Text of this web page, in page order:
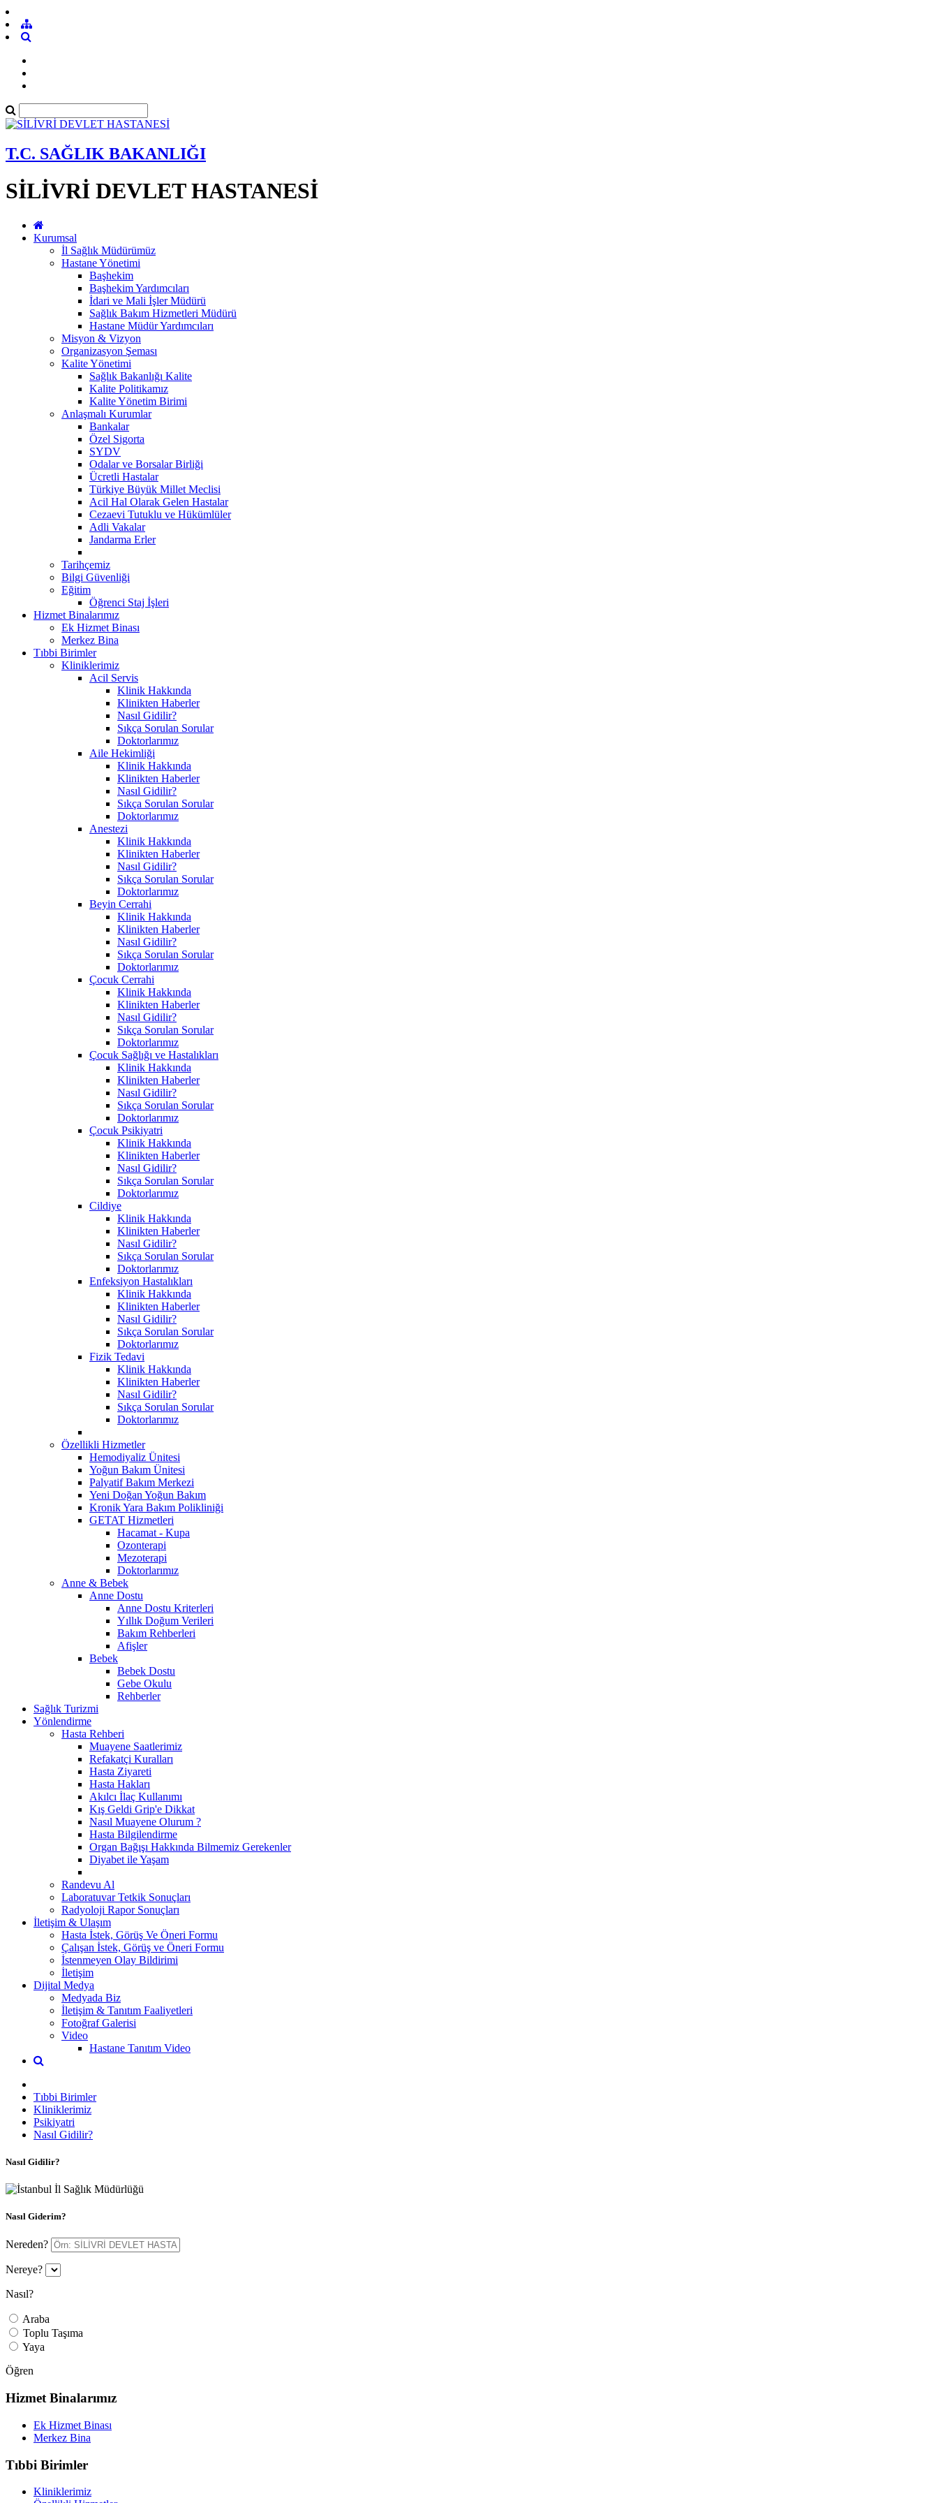
T.C. SAĞLIK BAKANLIĞI
SİLİVRİ DEVLET HASTANESİ
Kurumsal
İl Sağlık Müdürümüz
Hastane Yönetimi
Başhekim
Başhekim Yardımcıları
İdari ve Mali İşler Müdürü
Sağlık Bakım Hizmetleri Müdürü
Hastane Müdür Yardımcıları
Misyon & Vizyon
Organizasyon Şeması
Kalite Yönetimi
Sağlık Bakanlığı Kalite
Kalite Politikamız
Kalite Yönetim Birimi
Anlaşmalı Kurumlar
Bankalar
Özel Sigorta
SYDV
Odalar ve Borsalar Birliği
Ücretli Hastalar
Türkiye Büyük Millet Meclisi
Acil Hal Olarak Gelen Hastalar
Cezaevi Tutuklu ve Hükümlüler
Adli Vakalar
Jandarma Erler
Tarihçemiz
Bilgi Güvenliği
Eğitim
Öğrenci Staj İşleri
Hizmet Binalarımız
Ek Hizmet Binası
Merkez Bina
Tıbbi Birimler
Kliniklerimiz
Acil Servis
Klinik Hakkında
Klinikten Haberler
Nasıl Gidilir?
Sıkça Sorulan Sorular
Doktorlarımız
Aile Hekimliği
Klinik Hakkında
Klinikten Haberler
Nasıl Gidilir?
Sıkça Sorulan Sorular
Doktorlarımız
Anestezi
Klinik Hakkında
Klinikten Haberler
Nasıl Gidilir?
Sıkça Sorulan Sorular
Doktorlarımız
Beyin Cerrahi
Klinik Hakkında
Klinikten Haberler
Nasıl Gidilir?
Sıkça Sorulan Sorular
Doktorlarımız
Çocuk Cerrahi
Klinik Hakkında
Klinikten Haberler
Nasıl Gidilir?
Sıkça Sorulan Sorular
Doktorlarımız
Çocuk Sağlığı ve Hastalıkları
Klinik Hakkında
Klinikten Haberler
Nasıl Gidilir?
Sıkça Sorulan Sorular
Doktorlarımız
Çocuk Psikiyatri
Klinik Hakkında
Klinikten Haberler
Nasıl Gidilir?
Sıkça Sorulan Sorular
Doktorlarımız
Cildiye
Klinik Hakkında
Klinikten Haberler
Nasıl Gidilir?
Sıkça Sorulan Sorular
Doktorlarımız
Enfeksiyon Hastalıkları
Klinik Hakkında
Klinikten Haberler
Nasıl Gidilir?
Sıkça Sorulan Sorular
Doktorlarımız
Fizik Tedavi
Klinik Hakkında
Klinikten Haberler
Nasıl Gidilir?
Sıkça Sorulan Sorular
Doktorlarımız
Özellikli Hizmetler
Hemodiyaliz Ünitesi
Yoğun Bakım Ünitesi
Palyatif Bakım Merkezi
Yeni Doğan Yoğun Bakım
Kronik Yara Bakım Polikliniği
GETAT Hizmetleri
Hacamat - Kupa
Ozonterapi
Mezoterapi
Doktorlarımız
Anne & Bebek
Anne Dostu
Anne Dostu Kriterleri
Yıllık Doğum Verileri
Bakım Rehberleri
Afişler
Bebek
Bebek Dostu
Gebe Okulu
Rehberler
Sağlık Turizmi
Yönlendirme
Hasta Rehberi
Muayene Saatlerimiz
Refakatçi Kuralları
Hasta Ziyareti
Hasta Hakları
Akılcı İlaç Kullanımı
Kış Geldi Grip'e Dikkat
Nasıl Muayene Olurum ?
Hasta Bilgilendirme
Organ Bağışı Hakkında Bilmemiz Gerekenler
Diyabet ile Yaşam
Randevu Al
Laboratuvar Tetkik Sonuçları
Radyoloji Rapor Sonuçları
İletişim & Ulaşım
Hasta İstek, Görüş Ve Öneri Formu
Çalışan İstek, Görüş ve Öneri Formu
İstenmeyen Olay Bildirimi
İletişim
Dijital Medya
Medyada Biz
İletişim & Tanıtım Faaliyetleri
Fotoğraf Galerisi
Video
Hastane Tanıtım Video
Tıbbi Birimler
Kliniklerimiz
Psikiyatri
Nasıl Gidilir?
Nasıl Gidilir?
Nasıl Giderim?
Nereden?
Nereye?
Nasıl?
Araba
Toplu Taşıma
Yaya
Öğren
Hizmet Binalarımız
Ek Hizmet Binası
Merkez Bina
Tıbbi Birimler
Kliniklerimiz